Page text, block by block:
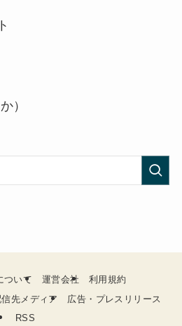
）
ついて 運営会社
利用規約
先メディア
広告・プレスリリース
RSS